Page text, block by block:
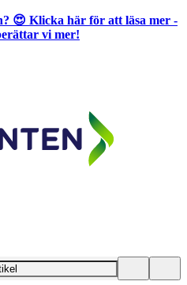
😍 Klicka här för att läsa mer -
vi mer!